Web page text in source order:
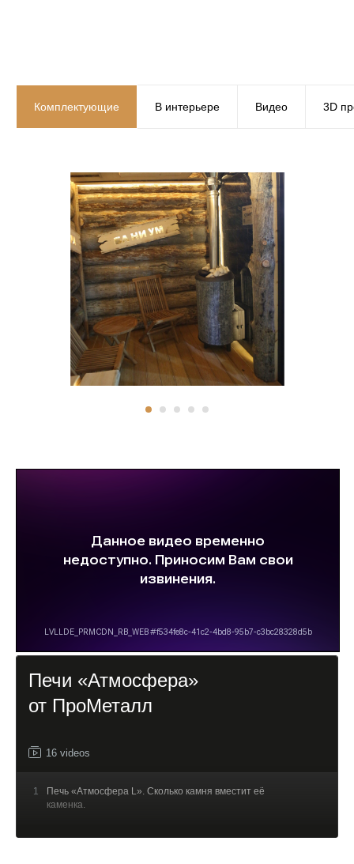
Комплектующие В интерьере Видео 3D
Печи «Атмосфера»
от ПроМеталл
16 videos
1
Печь «Атмосфера L». Сколько камня вместит её
каменка.